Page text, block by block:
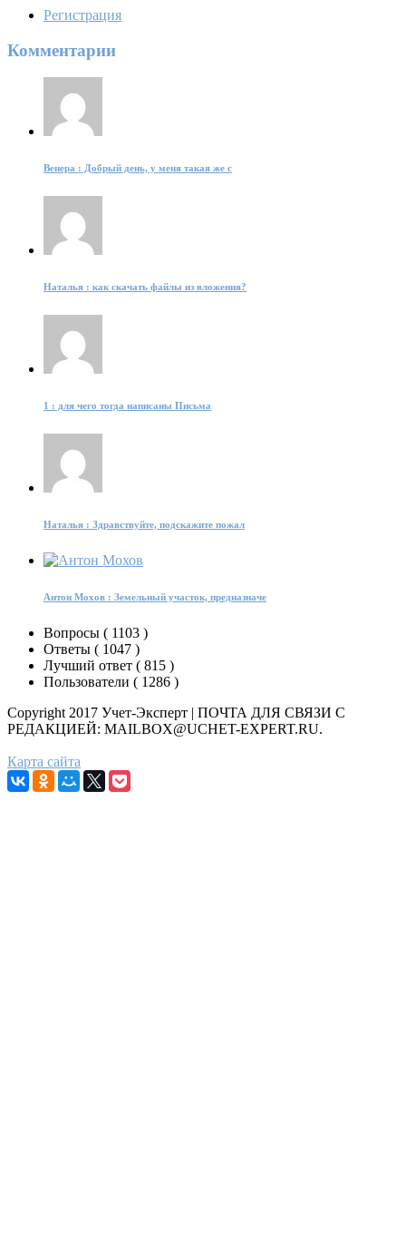
Регистрация
Комментарии
Венера : Добрый день, у меня такая же с
Наталья : как скачать файлы из вложения?
1 : для чего тогда написаны Письма
Наталья : Здравствуйте, подскажите пожал
Антон Мохов : Земельный участок, предназначе
Вопросы ( 1103 )
Ответы ( 1047 )
Лучший ответ ( 815 )
Пользователи ( 1286 )
Copyright 2017 Учет-Эксперт | ПОЧТА ДЛЯ СВЯЗИ С
РЕДАКЦИЕЙ: MAILBOX@UCHET-EXPERT.RU.
Карта сайта